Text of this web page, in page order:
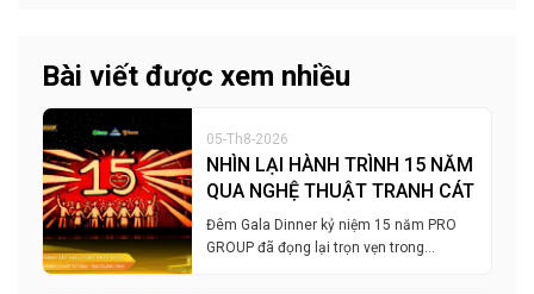
Bài viết được xem nhiều
05-Th8-2026
NHÌN LẠI HÀNH TRÌNH 15 NĂM
QUA NGHỆ THUẬT TRANH CÁT
Đêm Gala Dinner kỷ niệm 15 năm PRO
GROUP đã đọng lại trọn vẹn trong…